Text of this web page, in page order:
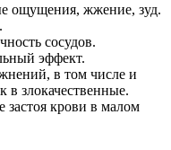
ощущения, жжение, зуд.
сосудов.
эффект.
в том числе и
в злокачественные.
застоя крови в малом